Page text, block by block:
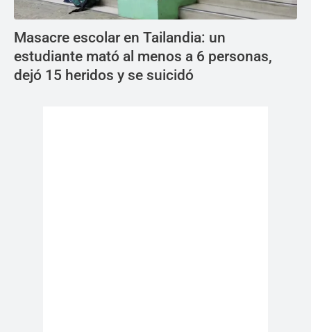
Masacre escolar en Tailandia: un
estudiante mató al menos a 6 personas,
dejó 15 heridos y se suicidó